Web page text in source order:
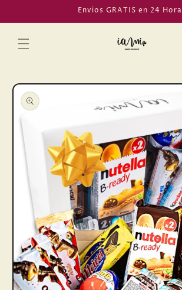
al contenido
Envios GRATIS en 24
directamente
a la
información